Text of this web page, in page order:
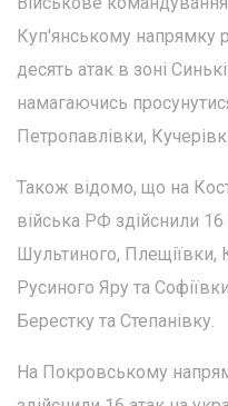
Куп'янському напрямку
десять атак в зоні
намагаючись
Петропавлівки,
Також відомо, що на
війська РФ здійснили
Шультиного,
Русиного Яру та
Берестку та Степанівку.
На Покровському